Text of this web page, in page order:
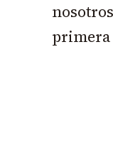
primera